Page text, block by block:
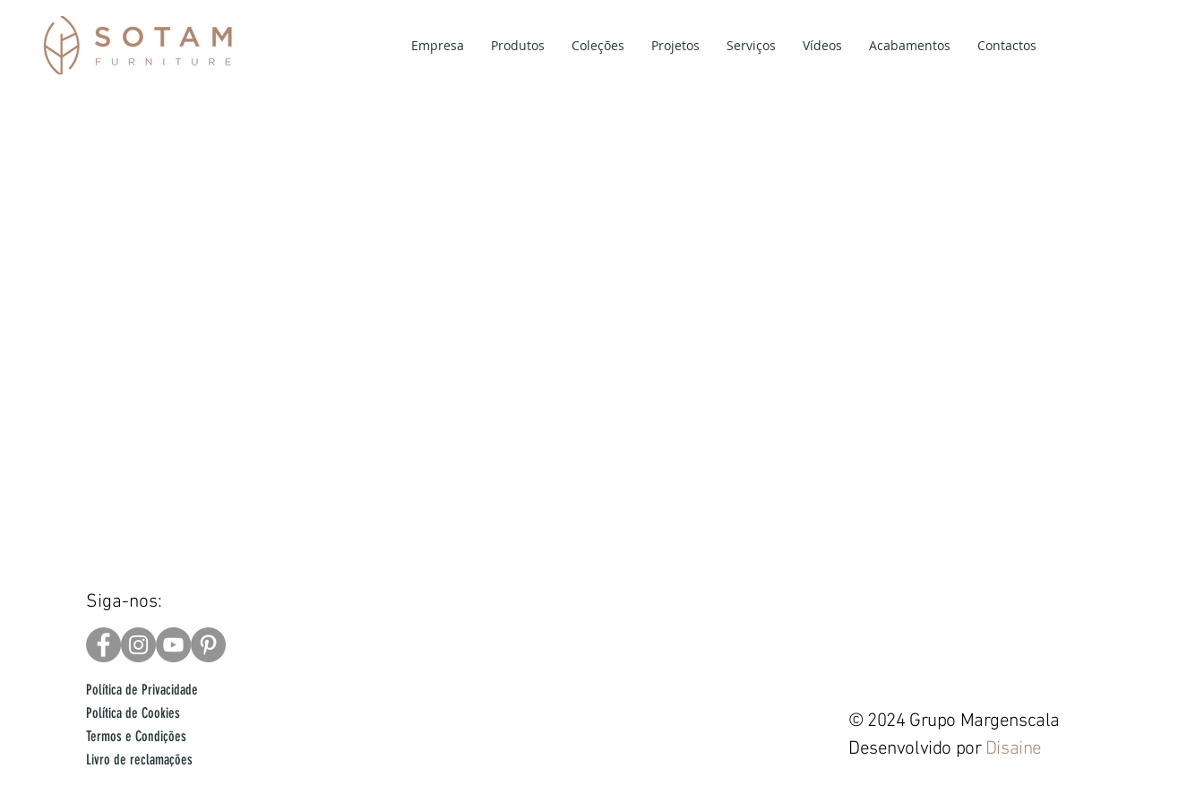
Empresa Produtos Coleções Projetos Serviços Vídeos Acabamentos Contactos
Siga-nos:
Política de Privacidade
Política de Cookies
Termos e Condições
Livro de reclamações
© 2024 Grupo Margenscala
Desenvolvido por Disaine